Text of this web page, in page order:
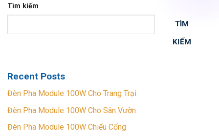
Tìm kiếm
TÌM
KIẾM
Recent Posts
Đèn Pha Module 100W Cho Trang Trại
Đèn Pha Module 100W Cho Sân Vườn
Đèn Pha Module 100W Chiếu Cổng